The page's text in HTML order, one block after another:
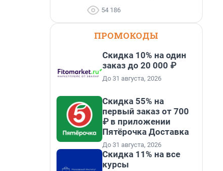
54 186
ПРОМОКОДЫ
Скидка 10% на один
заказ до 20 000 ₽
До 31 августа, 2026
Скидка 55% на
первый заказ от 700
₽ в приложении
Пятёрочка Доставка
До 31 августа, 2026
Скидка 11% на все
курсы